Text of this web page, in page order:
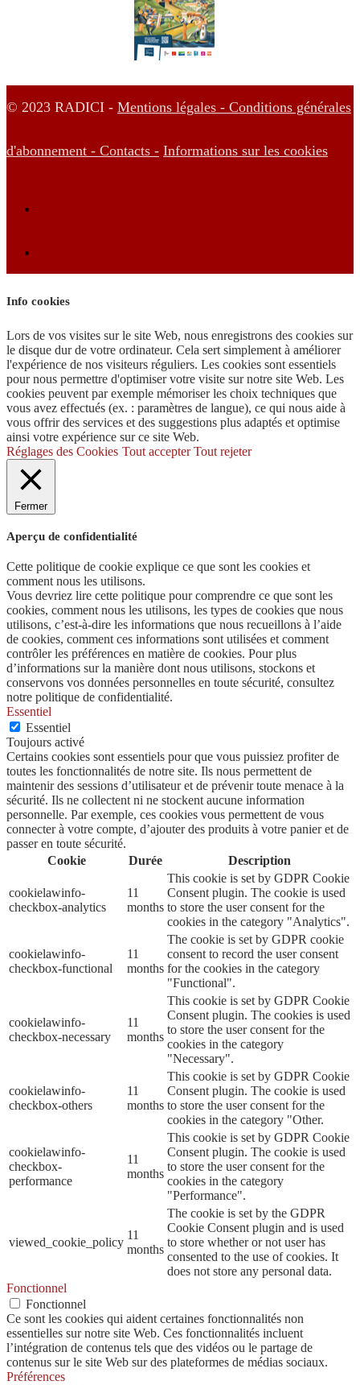
© 2023 RADICI - Mentions légales - Conditions générales
d'abonnement - Contacts - Informations sur les cookies
Info cookies
Lors de vos visites sur le site Web, nous enregistrons des cookies sur
le disque dur de votre ordinateur. Cela sert simplement à améliorer
l'expérience de nos visiteurs réguliers. Les cookies sont essentiels
pour nous permettre d'optimiser votre visite sur notre site Web. Les
cookies peuvent par exemple mémoriser les choix techniques que
vous avez effectués (ex. : paramètres de langue), ce qui nous aide à
vous offrir des services et des suggestions plus adaptés et optimise
ainsi votre expérience sur ce site Web.
Réglages des Cookies Tout accepter Tout rejeter
Fermer
Aperçu de confidentialité
Cette politique de cookie explique ce que sont les cookies et
comment nous les utilisons.
Vous devriez lire cette politique pour comprendre ce que sont les
cookies, comment nous les utilisons, les types de cookies que nous
utilisons, c’est-à-dire les informations que nous recueillons à l’aide
de cookies, comment ces informations sont utilisées et comment
contrôler les préférences en matière de cookies. Pour plus
d’informations sur la manière dont nous utilisons, stockons et
conservons vos données personnelles en toute sécurité, consultez
notre politique de confidentialité.
Essentiel
Essentiel
Toujours activé
Certains cookies sont essentiels pour que vous puissiez profiter de
toutes les fonctionnalités de notre site. Ils nous permettent de
maintenir des sessions d’utilisateur et de prévenir toute menace à la
sécurité. Ils ne collectent ni ne stockent aucune information
personnelle. Par exemple, ces cookies vous permettent de vous
connecter à votre compte, d’ajouter des produits à votre panier et de
passer en toute sécurité.
Cookie
Durée Description
cookielawinfo-
checkbox-analytics
11
months
This cookie is set by GDPR Cookie
Consent plugin. The cookie is used
to store the user consent for the
cookies in the category "Analytics".
cookielawinfo-
checkbox-functional
11
months
The cookie is set by GDPR cookie
consent to record the user consent
for the cookies in the category
"Functional".
cookielawinfo-
checkbox-necessary
11
months
This cookie is set by GDPR Cookie
Consent plugin. The cookies is used
to store the user consent for the
cookies in the category
"Necessary".
cookielawinfo-
checkbox-others
11
months
This cookie is set by GDPR Cookie
Consent plugin. The cookie is used
to store the user consent for the
cookies in the category "Other.
cookielawinfo-
checkbox-
performance
11
months
This cookie is set by GDPR Cookie
Consent plugin. The cookie is used
to store the user consent for the
cookies in the category
"Performance".
viewed_cookie_policy
11
months
The cookie is set by the GDPR
Cookie Consent plugin and is used
to store whether or not user has
consented to the use of cookies. It
does not store any personal data.
Fonctionnel
Fonctionnel
Ce sont les cookies qui aident certaines fonctionnalités non
essentielles sur notre site Web. Ces fonctionnalités incluent
l’intégration de contenus tels que des vidéos ou le partage de
contenus sur le site Web sur des plateformes de médias sociaux.
Préférences